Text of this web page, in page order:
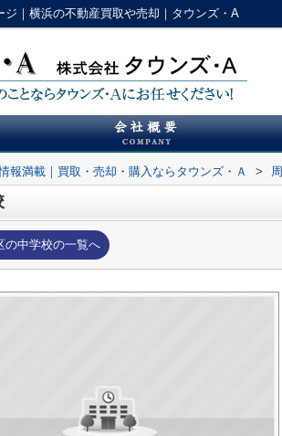
ジ｜横浜の不動産買取や売却｜タウンズ・A
報満載｜買取・売却・購入ならタウンズ・Ａ >
の中学校の一覧へ